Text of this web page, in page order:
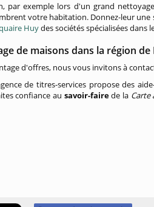
par exemple lors d'un grand
votre habitation. Donnez-leur une
Huydes sociétés spécialisées dans
de maisons dans la région de
d'offres, nous vous invitons à
de titres-services propose des
confiance au savoir-fairede la Carte